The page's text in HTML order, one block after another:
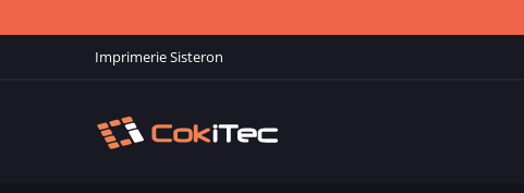
Imprimerie Sisteron